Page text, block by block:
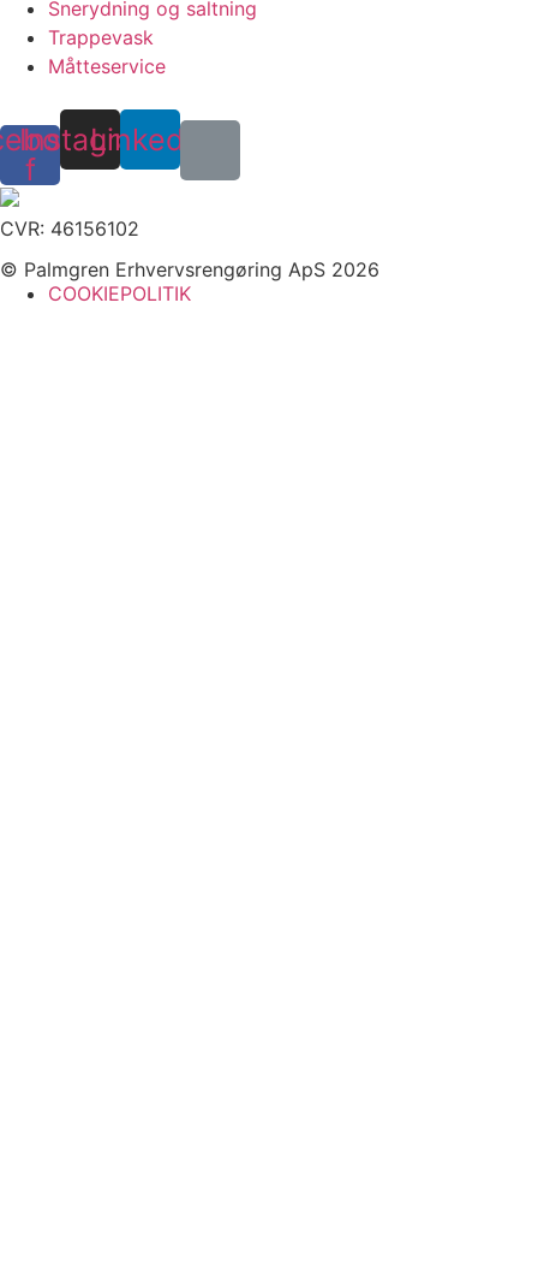
Snerydning og saltning
Trappevask
Måtteservice
f
Instagram
Linkedin
CVR: 46156102
© Palmgren Erhvervsrengøring ApS 2026
COOKIEPOLITIK